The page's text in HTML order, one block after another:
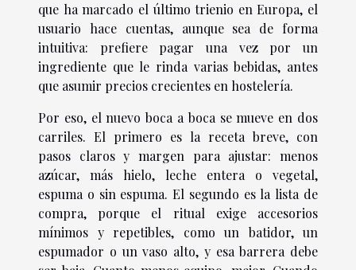
que ha marcado el último trienio en Europa, el
usuario hace cuentas, aunque sea de forma
intuitiva: prefiere pagar una vez por un
ingrediente que le rinda varias bebidas, antes
que asumir precios crecientes en hostelería.
Por eso, el nuevo boca a boca se mueve en dos
carriles. El primero es la receta breve, con
pasos claros y margen para ajustar: menos
azúcar, más hielo, leche entera o vegetal,
espuma o sin espuma. El segundo es la lista de
compra, porque el ritual exige accesorios
mínimos y repetibles, como un batidor, un
espumador o un vaso alto, y esa barrera debe